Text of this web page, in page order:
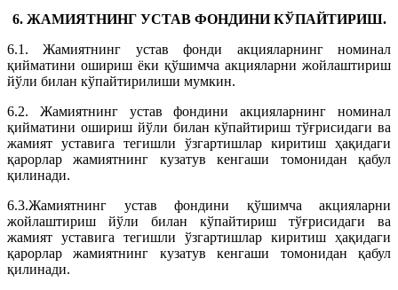
6. ЖАМИЯТНИНГ УСТАВ ФОНДИНИ КЎПАЙТИРИШ.
6.1. Жамиятнинг устав фонди акцияларнинг номинал
қийматини ошириш ёки қўшимча акцияларни жойлаштириш
йўли билан кўпайтирилиши мумкин.
6.2. Жамиятнинг устав фондини акцияларнинг номинал
қийматини ошириш йўли билан кўпайтириш тўғрисидаги ва
жамият уставига тегишли ўзгартишлар киритиш ҳақидаги
қарорлар жамиятнинг кузатув кенгаши томонидан қабул
қилинади.
6.3.Жамиятнинг устав фондини қўшимча акцияларни
жойлаштириш йўли билан кўпайтириш тўғрисидаги ва
жамият уставига тегишли ўзгартишлар киритиш ҳақидаги
қарорлар жамиятнинг кузатув кенгаши томонидан қабул
қилинади.